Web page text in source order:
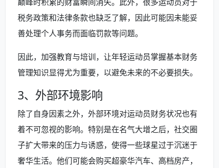
税务政策和法律条款也缺乏了解，因此可能因未能妥
善处理个人事务而面临罚款等问题。
因此，加强教育与培训，让年轻运动员掌握基本财务
管理知识显得尤为重要，以避免未来的不必要损失。
3、外部环境影响
除了自身因素之外，外部环境对运动员财务状况也有
着不可忽视的影响。特别是在名气大增之后，社交圈
子扩大带来的压力与诱惑，使得一些球星过于沉迷于
奢华生活。他们可能会购买超豪华汽车、高档房产，